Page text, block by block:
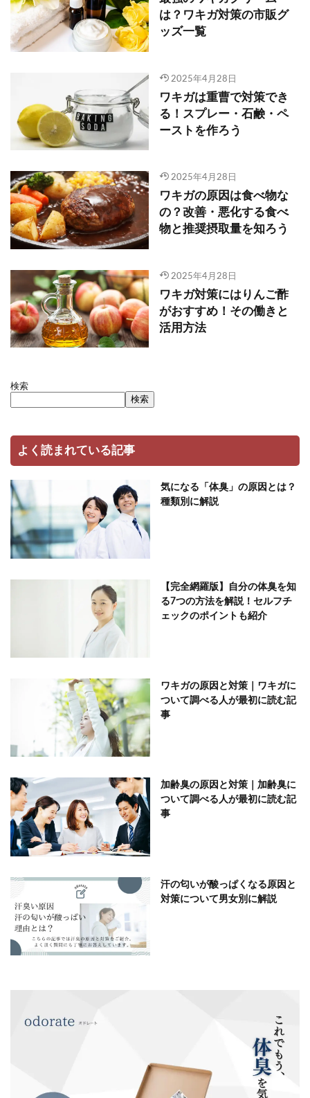
は？ワキガ対策の市販グ
ッズ一覧
2025年4月28日
ワキガは重曹で対策でき
る！スプレー・石鹸・ペ
ーストを作ろう
2025年4月28日
ワキガの原因は食べ物な
の？改善・悪化する食べ
物と推奨摂取量を知ろう
2025年4月28日
ワキガ対策にはりんご酢
がおすすめ！その働きと
活用方法
検索
検索
よく読まれている記事
気になる「体臭」の原因とは？
種類別に解説
【完全網羅版】自分の体臭を知
る7つの方法を解説！セルフチ
ェックのポイントも紹介
ワキガの原因と対策｜ワキガに
ついて調べる人が最初に読む記
事
加齢臭の原因と対策｜加齢臭に
ついて調べる人が最初に読む記
事
汗の匂いが酸っぱくなる原因と
対策について男女別に解説